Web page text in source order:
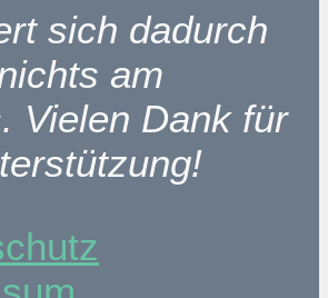
sich dadurch
am
Vielen Dank für